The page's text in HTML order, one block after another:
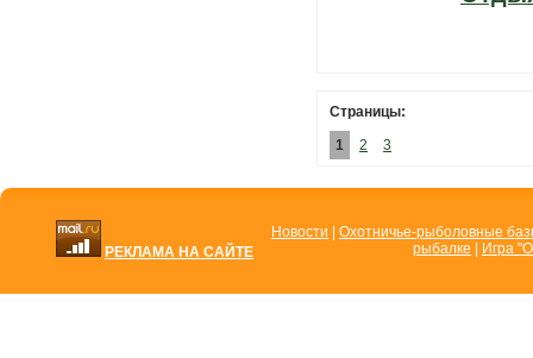
Страницы:
1
2 3
РЕКЛАМА НА САЙТЕ
Новости
Охотничье-рыболовные
рыбалке
Игра